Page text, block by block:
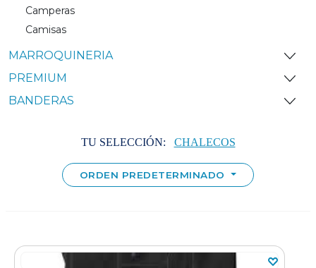
Camperas
Camisas
MARROQUINERIA
PREMIUM
BANDERAS
TU SELECCIÓN: CHALECOS
ORDEN PREDETERMINADO